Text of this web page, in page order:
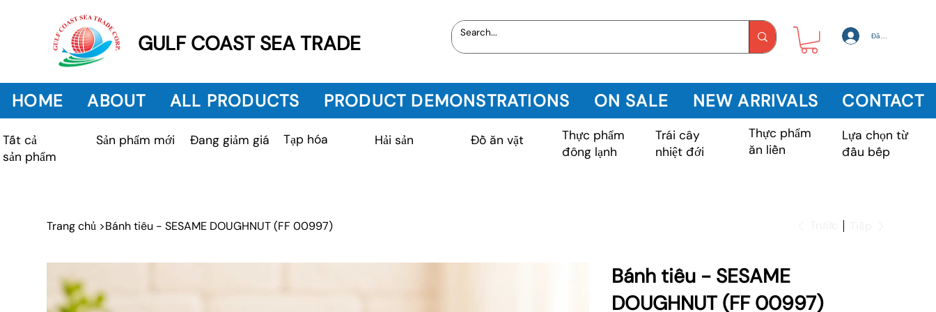
GULF COAST SEA TRADE Đăng nhập
HOME ABOUT ALL PRODUCTS PRODUCT DEMONSTRATIONS ON SALE NEW ARRIVALS CONTACT
Tất cả
sản phẩm
Sản phẩm mới Đang giảm giá Tạp hóa Hải sản Đồ ăn vặt
Thực phẩm
đông lạnh
Trái cây
nhiệt đới
Thực phẩm
ăn liền
Lựa chọn từ
đầu bếp
Trang chủ >Bánh tiêu - SESAME DOUGHNUT (FF 00997)
Bánh tiêu - SESAME
DOUGHNUT (FF 00997)